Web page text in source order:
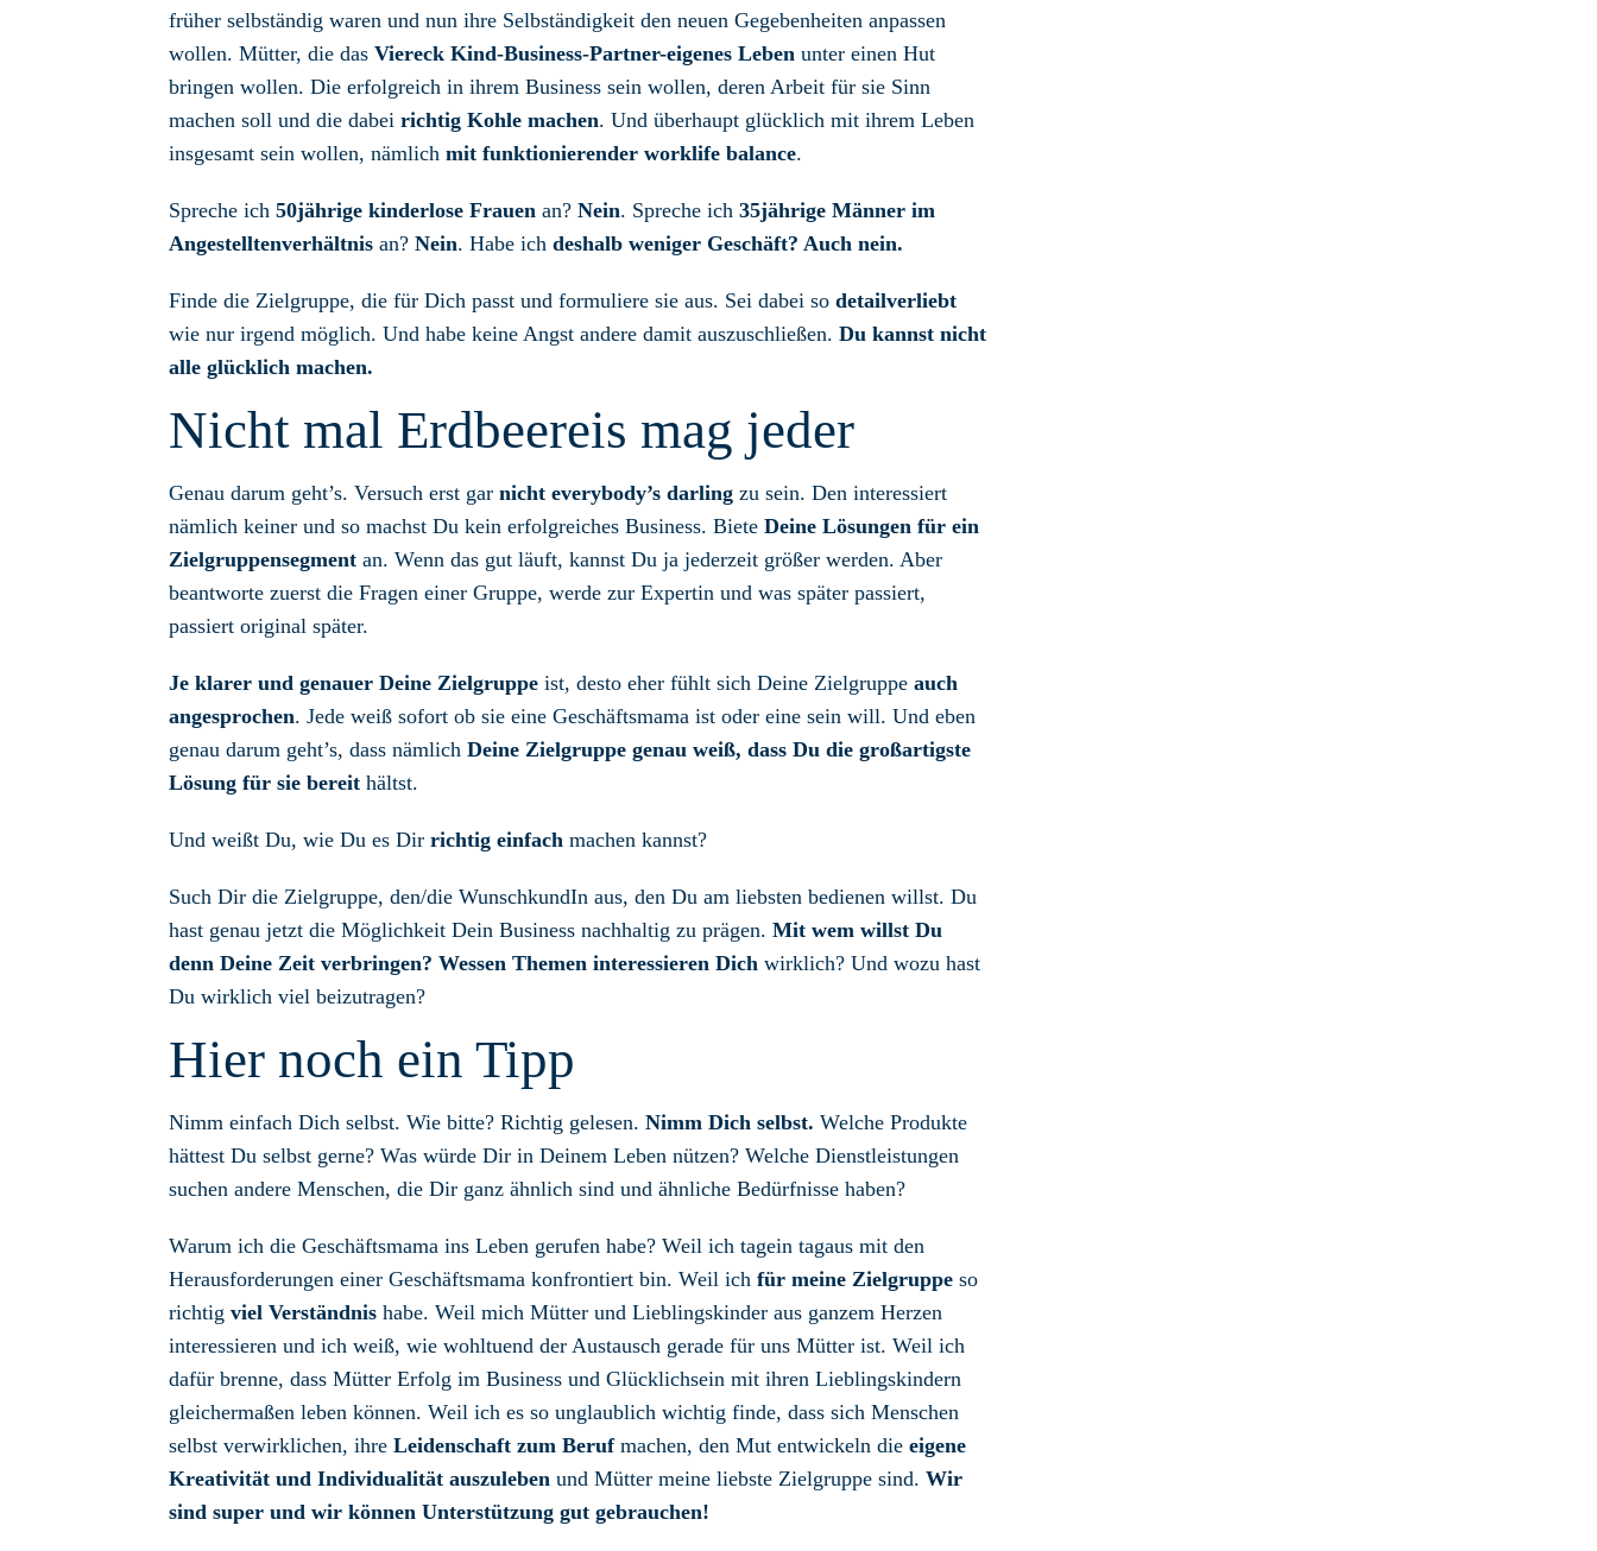
früher selbständig waren und nun ihre Selbständigkeit den neuen Gegebenheiten anpassen
wollen. Mütter, die das Viereck Kind-Business-Partner-eigenes Leben unter einen Hut
bringen wollen. Die erfolgreich in ihrem Business sein wollen, deren Arbeit für sie Sinn
machen soll und die dabei richtig Kohle machen. Und überhaupt glücklich mit ihrem Leben
insgesamt sein wollen, nämlich mit funktionierender worklife balance.
Spreche ich 50jährige kinderlose Frauen an? Nein. Spreche ich 35jährige Männer im
Angestelltenverhältnis an? Nein. Habe ich deshalb weniger Geschäft? Auch nein.
Finde die Zielgruppe, die für Dich passt und formuliere sie aus. Sei dabei so detailverliebt
wie nur irgend möglich. Und habe keine Angst andere damit auszuschließen. Du kannst nicht
alle glücklich machen.
Nicht mal Erdbeereis mag jeder
Genau darum geht’s. Versuch erst gar nicht everybody’s darling zu sein. Den interessiert
nämlich keiner und so machst Du kein erfolgreiches Business. Biete Deine Lösungen für ein
Zielgruppensegment an. Wenn das gut läuft, kannst Du ja jederzeit größer werden. Aber
beantworte zuerst die Fragen einer Gruppe, werde zur Expertin und was später passiert,
passiert original später.
Je klarer und genauer Deine Zielgruppe ist, desto eher fühlt sich Deine Zielgruppe auch
angesprochen. Jede weiß sofort ob sie eine Geschäftsmama ist oder eine sein will. Und eben
genau darum geht’s, dass nämlich Deine Zielgruppe genau weiß, dass Du die großartigste
Lösung für sie bereit hältst.
Und weißt Du, wie Du es Dir richtig einfach machen kannst?
Such Dir die Zielgruppe, den/die WunschkundIn aus, den Du am liebsten bedienen willst. Du
hast genau jetzt die Möglichkeit Dein Business nachhaltig zu prägen. Mit wem willst Du
denn Deine Zeit verbringen? Wessen Themen interessieren Dich wirklich? Und wozu hast
Du wirklich viel beizutragen?
Hier noch ein Tipp
Nimm einfach Dich selbst. Wie bitte? Richtig gelesen. Nimm Dich selbst. Welche Produkte
hättest Du selbst gerne? Was würde Dir in Deinem Leben nützen? Welche Dienstleistungen
suchen andere Menschen, die Dir ganz ähnlich sind und ähnliche Bedürfnisse haben?
Warum ich die Geschäftsmama ins Leben gerufen habe? Weil ich tagein tagaus mit den
Herausforderungen einer Geschäftsmama konfrontiert bin. Weil ich für meine Zielgruppe so
richtig viel Verständnis habe. Weil mich Mütter und Lieblingskinder aus ganzem Herzen
interessieren und ich weiß, wie wohltuend der Austausch gerade für uns Mütter ist. Weil ich
dafür brenne, dass Mütter Erfolg im Business und Glücklichsein mit ihren Lieblingskindern
gleichermaßen leben können. Weil ich es so unglaublich wichtig finde, dass sich Menschen
selbst verwirklichen, ihre Leidenschaft zum Berufmachen, den Mut entwickeln die eigene
Kreativität und Individualität auszuleben und Mütter meine liebste Zielgruppe sind. Wir
sind super und wir können Unterstützung gut gebrauchen!